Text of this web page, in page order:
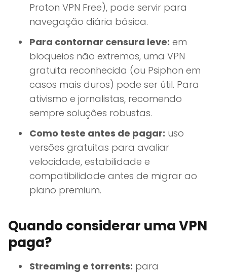
Proton VPN Free), pode servir para
navegação diária básica.
Para contornar censura leve: em
bloqueios não extremos, uma VPN
gratuita reconhecida (ou Psiphon em
casos mais duros) pode ser útil. Para
ativismo e jornalistas, recomendo
sempre soluções robustas.
Como teste antes de pagar: uso
versões gratuitas para avaliar
velocidade, estabilidade e
compatibilidade antes de migrar ao
plano premium.
Quando considerar uma VPN
paga?
Streaming e torrents: para